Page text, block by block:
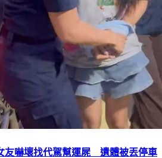
友嚇壞找代駕幫運屍 遺體被丟停車